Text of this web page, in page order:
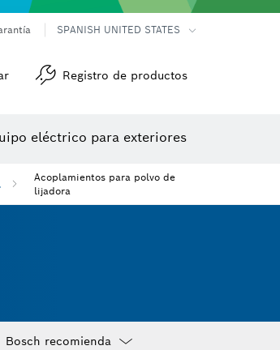
SPANISH UNITED STATES
Registro de productos
eléctrico para exteriores
Acoplamientos para polvo de
lijadora